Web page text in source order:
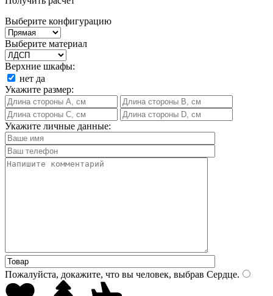
Выберите конфигурацию
Выберите материал
Верхние шкафы:
нет да
Укажите размер:
Укажите личные данные:
Пожалуйста, докажите, что вы человек, выбрав Сердце.